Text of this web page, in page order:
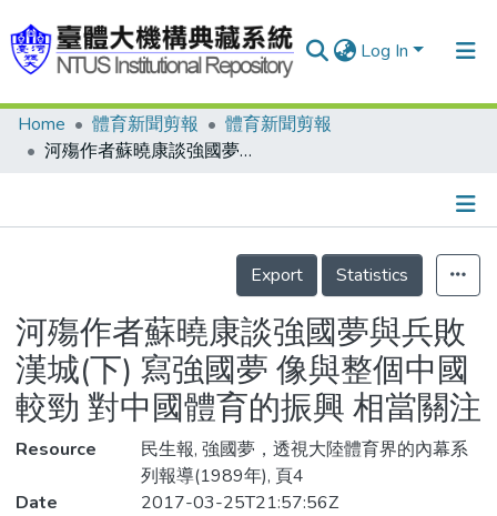
Log In
Communities & Collections
Statistics
Home 體育新聞剪報
體育新聞剪報
河殤作者蘇曉康談強國夢與兵敗漢城(下) 寫強國夢 像與整個中國較勁 對中國體育的振興 相當關注
Details
Export
Statistics
河殤作者蘇曉康談強國夢與兵敗
漢城(下) 寫強國夢 像與整個中國
較勁 對中國體育的振興 相當關注
Resource
民生報, 強國夢，透視大陸體育界的內幕系
列報導(1989年), 頁4
Date
2017-03-25T21:57:56Z